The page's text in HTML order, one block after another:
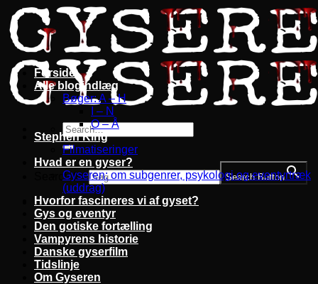
Fortsæt
til
indhold
Search for: Search Button
Forside
Alle blogindlæg
Bøger: A – H
I – N
O – Å
Stephen King
Filmatiseringer
Hvad er en gyser?
Gyseren: om subgenrer, psykologi og eventyrtræk
(uddrag)
Hvorfor fascineres vi af gyset?
Gys og eventyr
Den gotiske fortælling
Vampyrens historie
Danske gyserfilm
Tidslinje
Om Gyseren